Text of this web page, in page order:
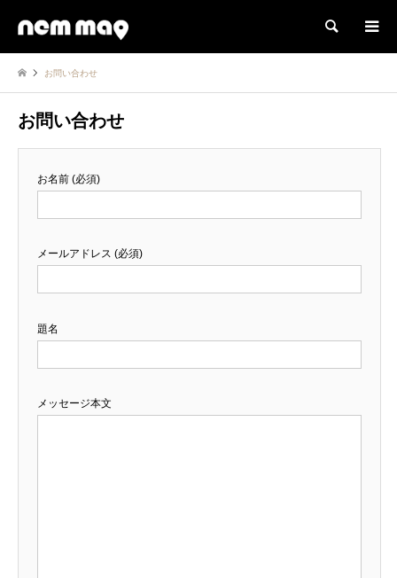
検索
お問い合わせ
お問い合わせ
お名前 (必須)
メールアドレス (必須)
題名
メッセージ本文